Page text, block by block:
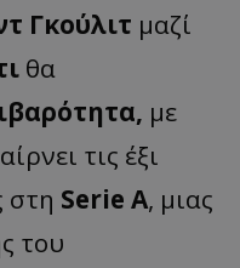
Γκούλιτ μαζί
θα
με
τις έξι
στη Serie A, μιας
του